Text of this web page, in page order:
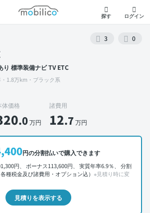
モビリコ
探す ログイン
3 0
り 標準装備ナビ TV ETC
・1.8万km・ブラック系
体価格
.0万円
諸費用
12.7万円
円の分割払いで購入できます
円、 ボーナス113,600円、 実質年率6.9％、 分割
種税金及び諸費用・オプション込） ※見積り時に変
見積りを表示する